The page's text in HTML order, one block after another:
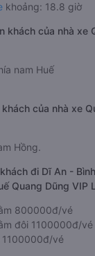
khoảng: 18.8 giờ
khách của nhà xe
nam Huế
của nhà xe
Hồng.
đi Dĩ An -
Quang Dũng VIP
800000đ/vé
đôi 1100000đ/vé
1100000đ/vé